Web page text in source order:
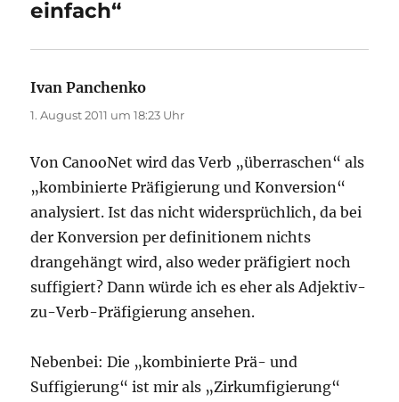
einfach“
Ivan Panchenko
1. August 2011 um 18:23 Uhr
Von CanooNet wird das Verb „überraschen“ als
„kombinierte Präfigierung und Konversion“
analysiert. Ist das nicht widersprüchlich, da bei
der Konversion per definitionem nichts
drangehängt wird, also weder präfigiert noch
suffigiert? Dann würde ich es eher als Adjektiv-
zu-Verb-Präfigierung ansehen.
Nebenbei: Die „kombinierte Prä- und
Suffigierung“ ist mir als „Zirkumfigierung“